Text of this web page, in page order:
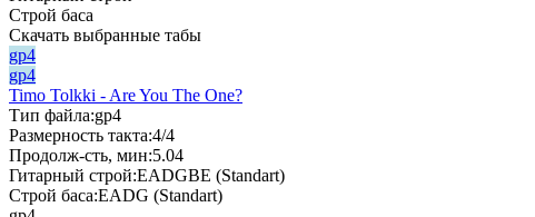
Строй баса
Скачать выбранные табы
gp4
gp4
Timo Tolkki - Are You The One?
Тип файла:gp4
Размерность такта:4/4
Продолж-сть, мин:5.04
Гитарный строй:EADGBE (Standart)
Строй баса:EADG (Standart)